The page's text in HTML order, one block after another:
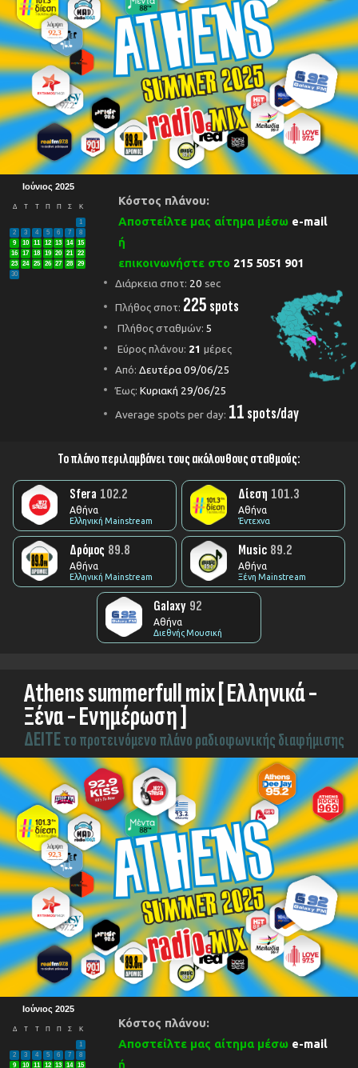
Ιούνιος 2025
Δ Τ Τ Π Π Σ Κ
1
2
3 4 5 6 7
8
9
10 11 12 13 14
15
16
17 18 19 20 21
22
23
24 25 26 27 28
29
30
Κόστος πλάνου:
Αποστείλτε μας αίτημα μέσω e-mail
ή
επικοινωνήστε στο 215 5051 901
Διάρκεια σποτ: 20 sec
Πλήθος σποτ: 225 spots
Πλήθος σταθμών: 5
Εύρος πλάνου: 21 μέρες
Από: Δευτέρα 09/06/25
Έως: Κυριακή 29/06/25
Average spots per day: 11 spots/day
Το πλάνο περιλαμβάνει τους ακόλουθους σταθμούς:
Sfera 102.2
Αθήνα
Ελληνική Mainstream
Δίεση 101.3
Αθήνα
Έντεχνα
Δρόμος 89.8
Αθήνα
Ελληνική Mainstream
Music 89.2
Αθήνα
Ξένη Mainstream
Galaxy 92
Αθήνα
Διεθνής Μουσική
Athens summerfull mix [ Ελληνικά -
Ξένα - Ενημέρωση ]
ΔEITEτο προτεινόμενο πλάνο ραδιοφωνικής διαφήμισης
Ιούνιος 2025
Δ Τ Τ Π Π Σ Κ
1
2
3 4 5 6 7
8
9
10 11 12 13 14 15
Κόστος πλάνου:
Αποστείλτε μας αίτημα μέσω e-mail
ή